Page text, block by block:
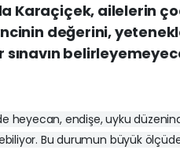
Karaçiçek, ailelerin
değerini,
sınavın
heyecan, endişe, uyku
Bu durumun büyük